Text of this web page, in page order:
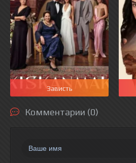
Зависть
Комментарии (0)